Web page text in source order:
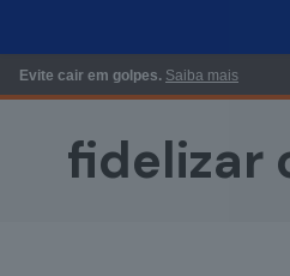
Evite cair em golpes. Saiba mais
fidelizar